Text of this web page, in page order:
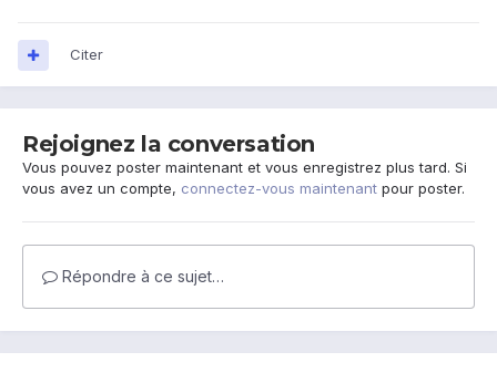
Citer
Rejoignez la conversation
Vous pouvez poster maintenant et vous enregistrez plus tard. Si
vous avez un compte, connectez-vous maintenant pour poster.
Répondre à ce sujet…